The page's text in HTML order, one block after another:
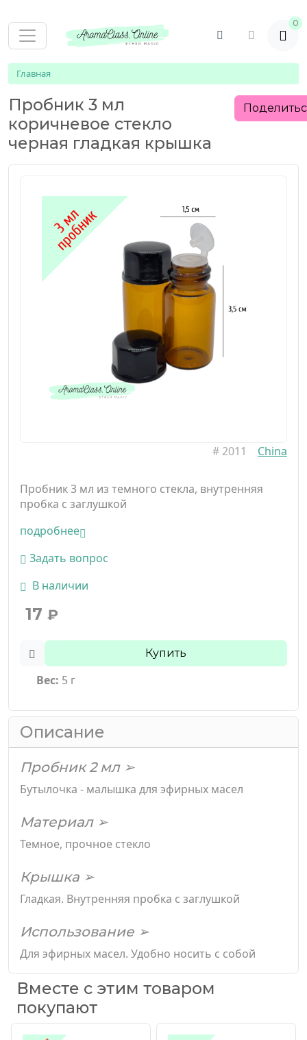
0
Главная
Пробник 3 мл
коричневое стекло
черная гладкая крышка
# 2011 China
Пробник 3 мл из темного стекла, внутренняя
пробка с заглушкой
подробнее
Задать вопрос
В наличии
17 ₽
Купить
Вес: 5 г
Описание
Пробник 2 мл ➢
Бутылочка - малышка для эфирных масел
Материал ➢
Темное, прочное стекло
Крышка ➢
Гладкая. Внутренняя пробка с заглушкой
Использование ➢
Для эфирных масел. Удобно носить с собой
Вместе с этим товаром
покупают